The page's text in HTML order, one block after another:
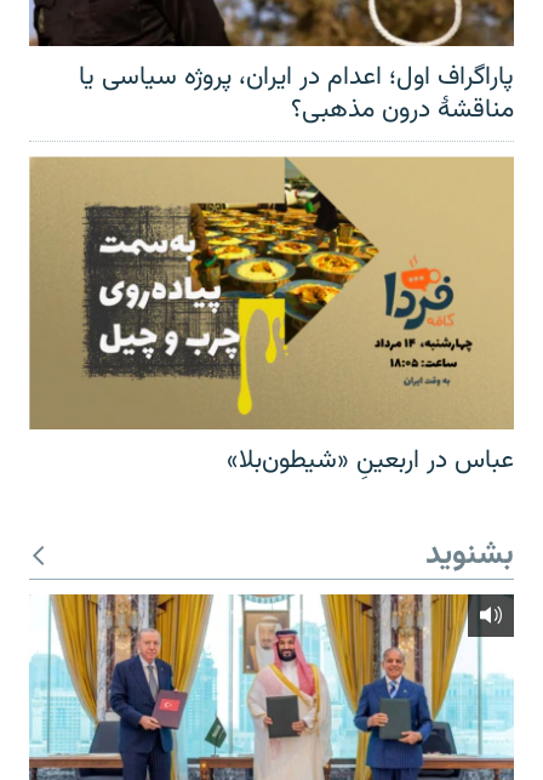
پاراگراف اول؛ اعدام در ایران، پروژه سیاسی یا
مناقشهٔ درون مذهبی؟
عباس در اربعینِ «شیطون‌بلا»
بشنوید